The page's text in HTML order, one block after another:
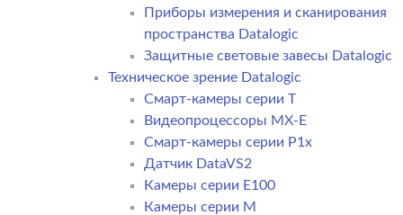
Приборы измерения и сканирования
пространства Datalogic
Защитные световые завесы Datalogic
Техническое зрение Datalogic
Смарт-камеры серии T
Видеопроцессоры MX-E
Смарт-камеры серии P1x
Датчик DataVS2
Камеры серии E100
Камеры серии M